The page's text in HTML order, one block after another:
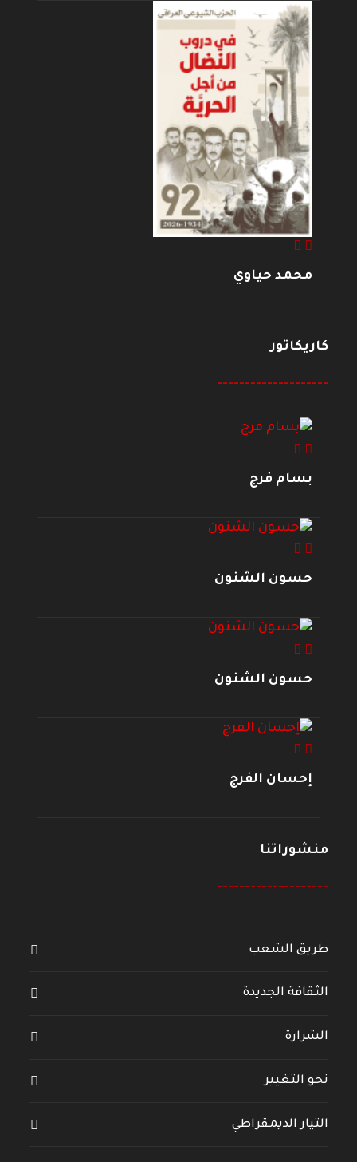
محمد حياوي
كاريكاتور
--------------------
بسام فرج
حسون الشنون
حسون الشنون
إحسان الفرج
منشوراتنا
--------------------
طريق الشعب
الثقافة الجديدة
الشرارة
نحو التغيير
التيار الديمقراطي